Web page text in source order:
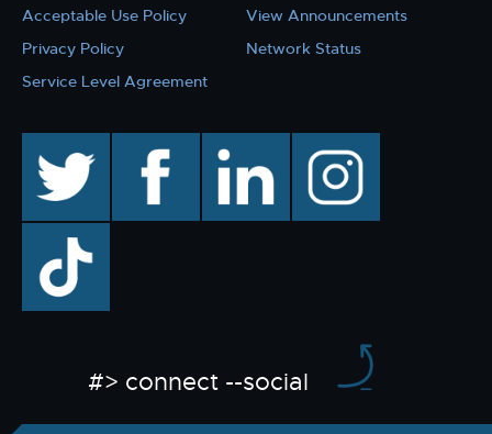
Acceptable Use Policy
Privacy Policy
Service Level Agreement
View Announcements
Network Status
facebook linkedin instagram
TikTok
#> connect --social